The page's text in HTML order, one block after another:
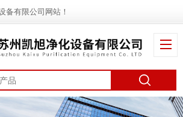
备有限公司网站！